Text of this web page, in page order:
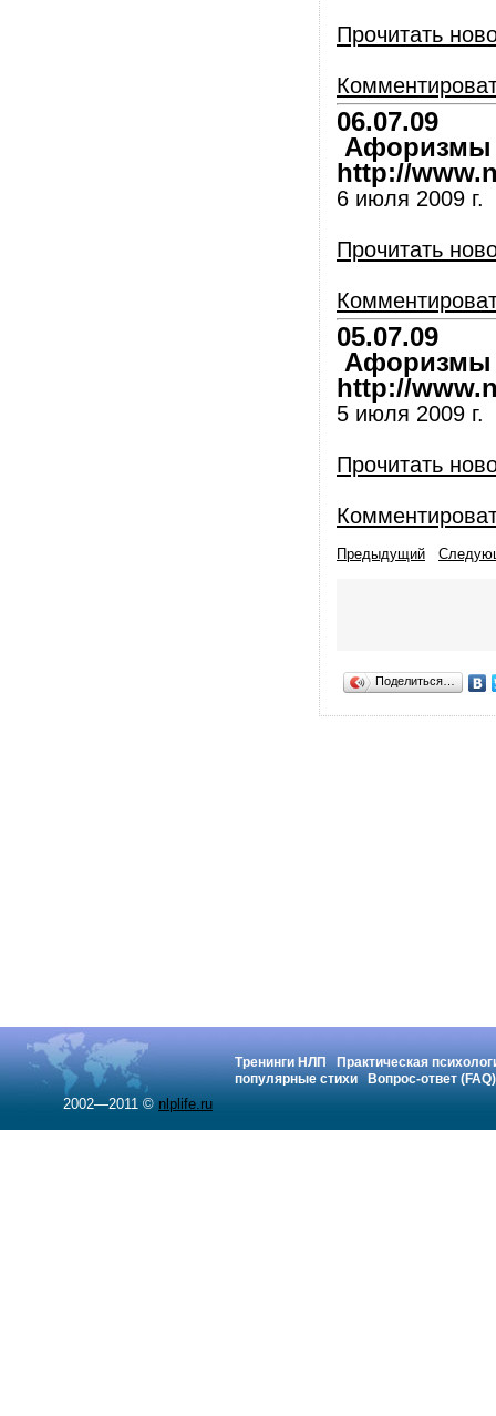
Прочитать
06.07.09
Афоризмы
http://
6 июля 2009 г.
Прочитать
05.07.09
Афоризмы
http://
5 июля 2009 г.
Прочитать
Предыдущий
Поделиться…
Тренинги НЛП
Практическая
популярные стихи
Вопрос-ответ (FAQ)
2002—2011 © nlplife.ru